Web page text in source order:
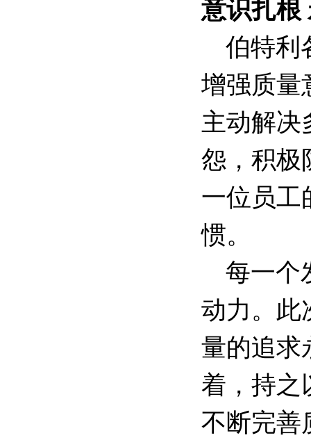
意识扎根
伯特利
增强质量
主动解决
怨，积极
一位员工
惯。
每一个
动力。此
量的追求
着，持之
不断完善